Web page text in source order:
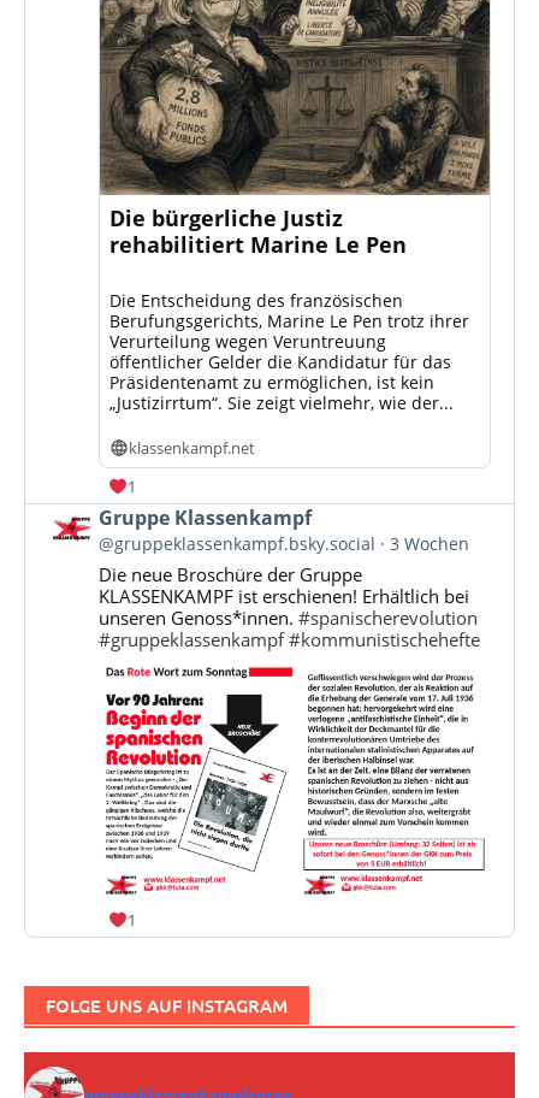
Die bürgerliche Justiz
rehabilitiert Marine Le Pen
Die Entscheidung des französischen
Berufungsgerichts, Marine Le Pen trotz ihrer
Verurteilung wegen Veruntreuung
öffentlicher Gelder die Kandidatur für das
Präsidentenamt zu ermöglichen, ist kein
„Justizirrtum“. Sie zeigt vielmehr, wie der...
klassenkampf.net
1
Beitrag
von
Gruppe
Klassenkampf
Bluesky
ansehen
Gruppe Klassenkampf
@gruppeklassenkampf.bsky.social 3 Wochen
Die neue Broschüre der Gruppe
KLASSENKAMPF ist erschienen! Erhältlich bei
unseren Genoss*innen.#spanischerevolution
#gruppeklassenkampf #kommunistischehefte
1
FOLGE UNS AUF INSTAGRAM